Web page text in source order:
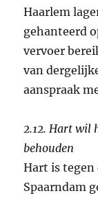
Haarlem
gehanteerd
vervoer
van
aanspraak
2.12. Hart wil
behouden
Hart is tegen
Spaarndam